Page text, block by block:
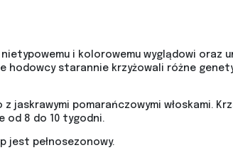
i kolorowemu wyglądowi oraz
hodowcy starannie krzyżowali różne
jaskrawymi pomarańczowymi włoskami.
od 8 do 10 tygodni.
jest pełnosezonowy.